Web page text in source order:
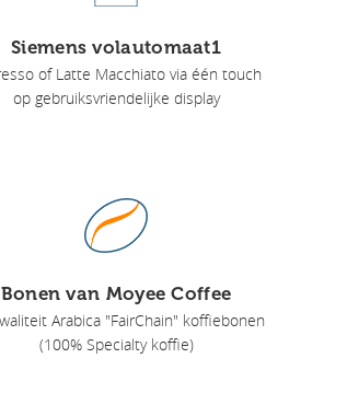
Siemens volautomaat1
of Latte Macchiato via één touch
op gebruiksvriendelijke display
Bonen van Moyee Coffee
Arabica "FairChain" koffiebonen
(100% Specialty koffie)